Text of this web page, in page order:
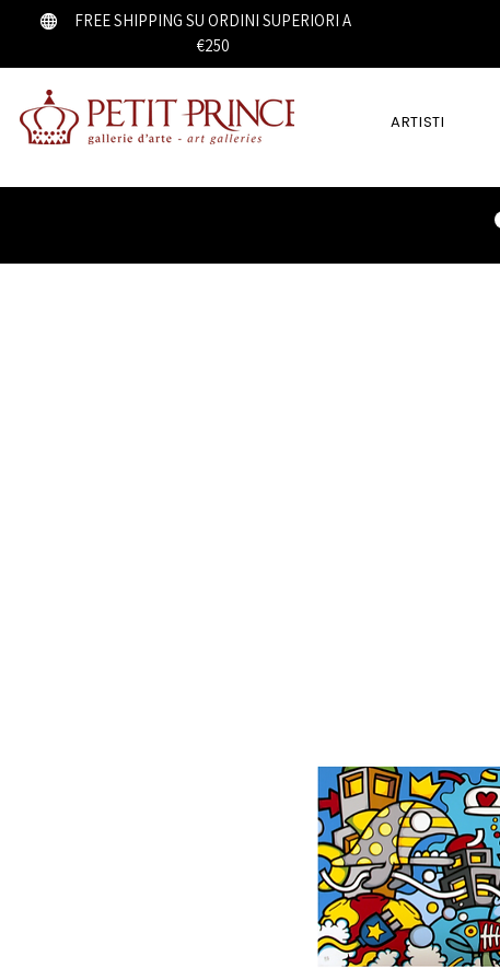
FREE SHIPPING SU ORDINI SUPERIORI A
€250
ARTISTI